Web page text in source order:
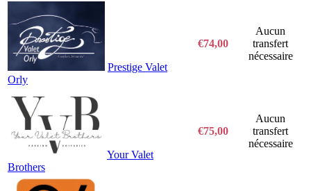
Prestige Valet
Orly
€74,00
Aucun
transfert
nécessaire
Your Valet
Brothers
€75,00
Aucun
transfert
nécessaire